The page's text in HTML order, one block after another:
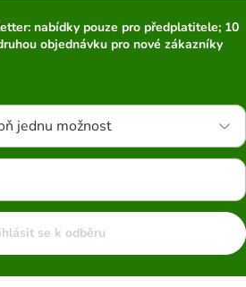
nabídky pouze pro předplatitele; 10
objednávku pro nové zákazníky
jednu možnost
se k odběru